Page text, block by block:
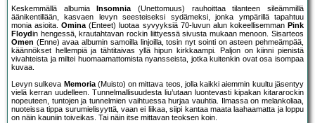
Keskemmällä albumia
Insomnia(Unettomuus) rauhoittaa tilanteen sileämmillä
äänikentillään, kasvaen levyn seesteiseksi sydämeksi, jonka ympärillä tapahtuu
monia asioita.Omina(Enteet) luotaa syvyyksiä 70-luvun alun kokeellisemman Pink
Floydin hengessä, krautahtavan rockin liittyessä sivusta mukaan menoon. Sisarteos
Omen (Enne) avaa albumin samoilla linjoilla, tosin nyt sointi on asteen pehmeämpää,
käännökset hellempiä ja tähtitaivas yllä hipun kirkkaampi. Paljon on kiinni pienistä
vivahteista ja miltei huomaamattomista nyansseista, jotka kuitenkin ovat osa isompaa
kuvaa.
Levyn sulkeva Memoria(Muisto) on mittava teos, jolla kaikki aiemmin kuultu jäsentyy
vielä kerran uudelleen. Tunnelmallisuudesta liu’utaan luontevasti kipakan kitararockin
nopeuteen, tuntojen ja tunnelmien vaihtuessa hurjaa vauhtia. Ilmassa on melankoliaa,
nuoteissa tippa surumielisyyttä, vaan ei liikaa, siipi kantaa maata laahaamatta ja loppu
on näin kauniin toiveikas. Tai näin itse mittavan teoksen koin.